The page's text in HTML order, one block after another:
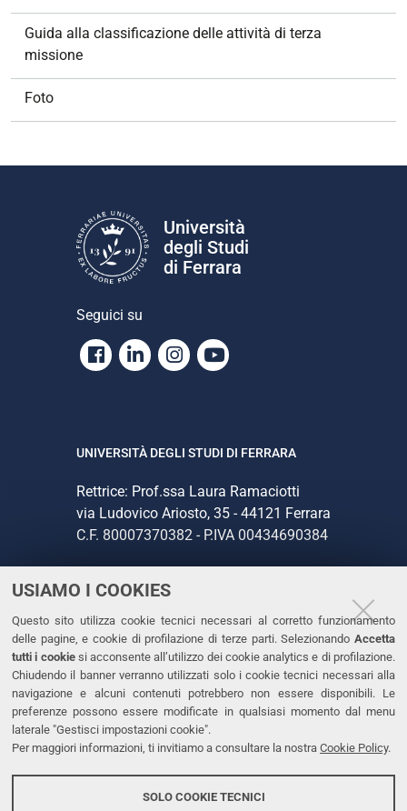
USIAMO I COOKIES
Questo sito utilizza cookie tecnici necessari al corretto funzionamento
delle pagine, e cookie di profilazione di terze parti. Selezionando Accetta
tutti i cookiesi acconsente all’utilizzo dei cookie analytics e di profilazione.
Chiudendo il banner verranno utilizzati solo i cookie tecnici necessari alla
navigazione e alcuni contenuti potrebbero non essere disponibili. Le
preferenze possono essere modificate in qualsiasi momento dal menu
laterale "Gestisci impostazioni cookie".
Per maggiori informazioni, ti invitiamo a consultare la nostra Cookie Policy.
SOLO COOKIE TECNICI
Guida alla classificazione delle attività di terza
missione
Foto
Università
degli Studi
di Ferrara
Seguici su
Facebook
LinkedinInstagram
Youtube
UNIVERSITÀ DEGLI STUDI DI FERRARA
Rettrice: Prof.ssa Laura Ramaciotti
via Ludovico Ariosto, 35 - 44121 Ferrara
C.F. 80007370382 - P.IVA 00434690384
CONTATTI
Tel. +39 0532 293111
Fax. +39 0532 293031
PEC
LINKS
Dichiarazione di accessibilità